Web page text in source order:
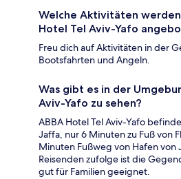
Welche Aktivitäten
Hotel Tel Aviv-Yafo
Freu dich auf Aktivitäten in der
Bootsfahrten und Angeln.
Was gibt es in der
Aviv-Yafo zu sehen?
ABBA Hotel Tel Aviv-Yafo
Jaffa, nur 6 Minuten zu Fuß von
Minuten Fußweg von Hafen
Reisenden zufolge ist die
gut für Familien geeignet.